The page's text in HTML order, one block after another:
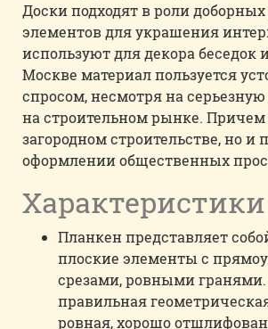
Доски подходят в роли доборных
элементов для украшения
используют для декора беседок
Москве материал пользуется
спросом, несмотря на
на строительном рынке. Причем
загородном строительстве, но и
оформлении общественных
Характеристики
Планкен представляет
плоские элементы с
срезами, ровными
правильная
ровная, хорошо